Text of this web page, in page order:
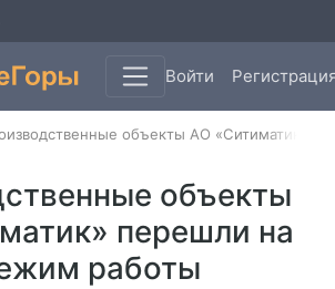
Войти
объекты АО «Ситиматик»
объекты
перешли на
работы